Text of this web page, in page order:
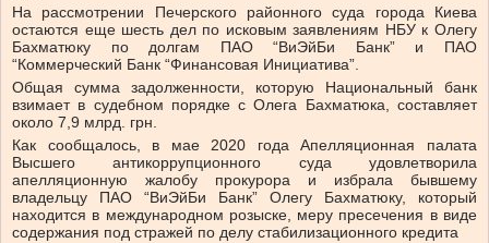
На рассмотрении Печерского районного суда города Киева
остаются еще шесть дел по исковым заявлениям НБУ к Олегу
Бахматюку по долгам ПАО “ВиЭйБи Банк” и ПАО
“Коммерческий Банк “Финансовая Инициатива”.
Общая сумма задолженности, которую Национальный банк
взимает в судебном порядке с Олега Бахматюка, составляет
около 7,9 млрд. грн.
Как сообщалось, в мае 2020 года Апелляционная палата
Высшего антикоррупционного суда удовлетворила
апелляционную жалобу прокурора и избрала бывшему
владельцу ПАО “ВиЭйБи Банк” Олегу Бахматюку, который
находится в международном розыске, меру пресечения в виде
содержания под стражей по делу стабилизационного кредита